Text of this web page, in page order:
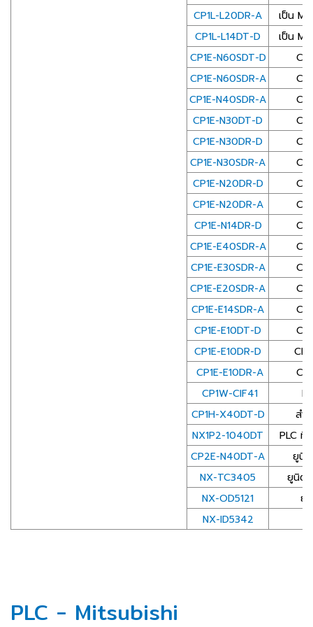
CP1L-L20DR-A
เป็น
CP1L-L14DT-D
เป็น
CP1E-N60SDT-D
CP1E-N60SDR-A
CP1E-N40SDR-A
CP1E-N30DT-D
CP1E-N30DR-D
CP1E-N30SDR-A
CP1E-N20DR-D
CP1E-N20DR-A
CP1E-N14DR-D
CP1E-E40SDR-A
CP1E-E30SDR-A
CP1E-E20SDR-A
CP1E-E14SDR-A
CP1E-E10DT-D
CP1E-E10DR-D
CP1E-E10DR-A
CP1W-CIF41
CP1H-X40DT-D
สำ
NX1P2-1040DT
PLC ที่
CP2E-N40DT-A
ยูนิ
NX-TC3405
ยูนิต
NX-OD5121
ยู
NX-ID5342
PLC - Mitsubishi